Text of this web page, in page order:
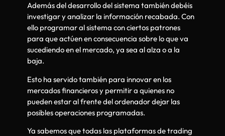
Además del desarrollo del sistema también debéis
investigar y analizar la información recabada. Con
ello programar al sistema con ciertos patrones
para que actúen en consecuencia sobre lo que va
sucediendo en el mercado, ya sea al alza o a la
baja.
Esto ha servido también para innovar en los
mercados financieros y permitir a quienes no
pueden estar al frente del ordenador dejar las
posibles operaciones programadas.
Ya sabemos que todas las plataformas de trading